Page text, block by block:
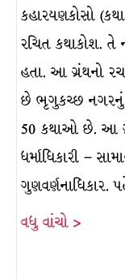
કહારયણકોસો
રચિત કથાકોશ. તે
હતા. આ ગ્રંથનો
છે ભૃગુકચ્છ નગરનું
50 કથાઓ છે. આ
ધર્માધિકારી –
ગુણવર્ણનાધિકાર.
વધુ વાંચો >